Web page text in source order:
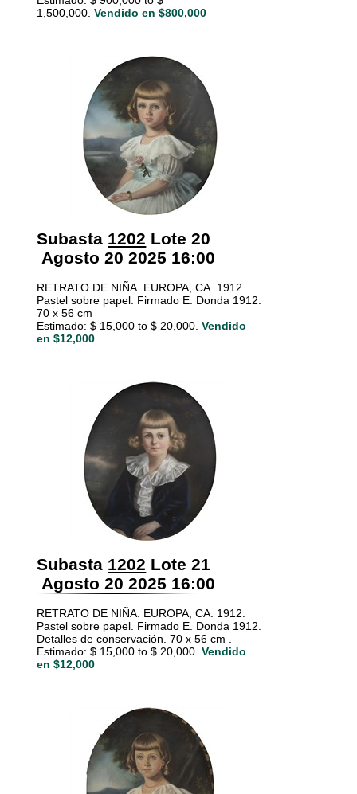
1,500,000. Vendido en $800,000
Subasta 1202 Lote 20
Agosto 20 2025 16:00
RETRATO DE NIÑA. EUROPA, CA. 1912.
Pastel sobre papel. Firmado E. Donda 1912.
70 x 56 cm
Estimado: $ 15,000 to $ 20,000. Vendido
en $12,000
Subasta 1202 Lote 21
Agosto 20 2025 16:00
RETRATO DE NIÑA. EUROPA, CA. 1912.
Pastel sobre papel. Firmado E. Donda 1912.
Detalles de conservación. 70 x 56 cm .
Estimado: $ 15,000 to $ 20,000. Vendido
en $12,000